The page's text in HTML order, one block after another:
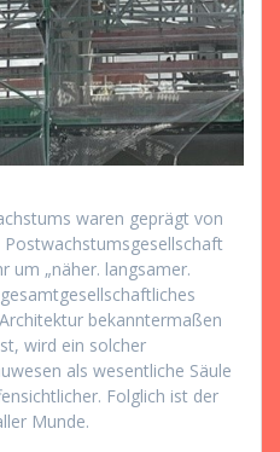
waren geprägt von
Postwachstumsgesellschaft
um „näher. langsamer.
bekanntermaßen
wird ein solcher
als wesentliche Säule
Folglich ist der
Munde.